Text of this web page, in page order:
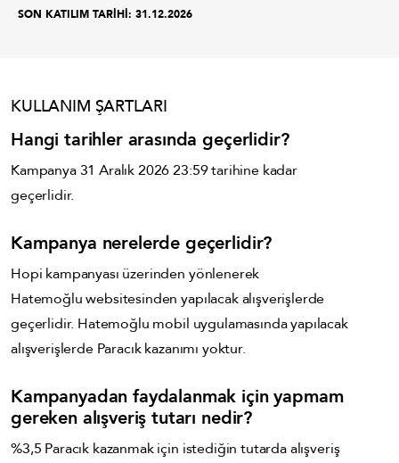
SON KATILIM TARİHİ: 31.12.2026
KULLANIM ŞARTLARI
Hangi tarihler arasında geçerlidir?
Kampanya 31 Aralık 2026 23:59 tarihine kadar
geçerlidir.
Kampanya nerelerde geçerlidir?
Hopi kampanyası üzerinden yönlenerek
Hatemoğlu websitesinden yapılacak alışverişlerde
geçerlidir. Hatemoğlu mobil uygulamasında yapılacak
alışverişlerde Paracık kazanımı yoktur.
Kampanyadan faydalanmak için yapmam
gereken alışveriş tutarı nedir?
%3,5 Paracık kazanmak için istediğin tutarda alışveriş